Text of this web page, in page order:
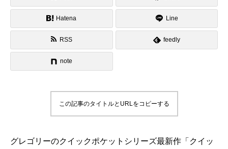
Hatena Line
RSS feedly
note
この記事のタイトルとURLをコピーする
グレゴリーのクイックポケットシリーズ最新作「クイッ